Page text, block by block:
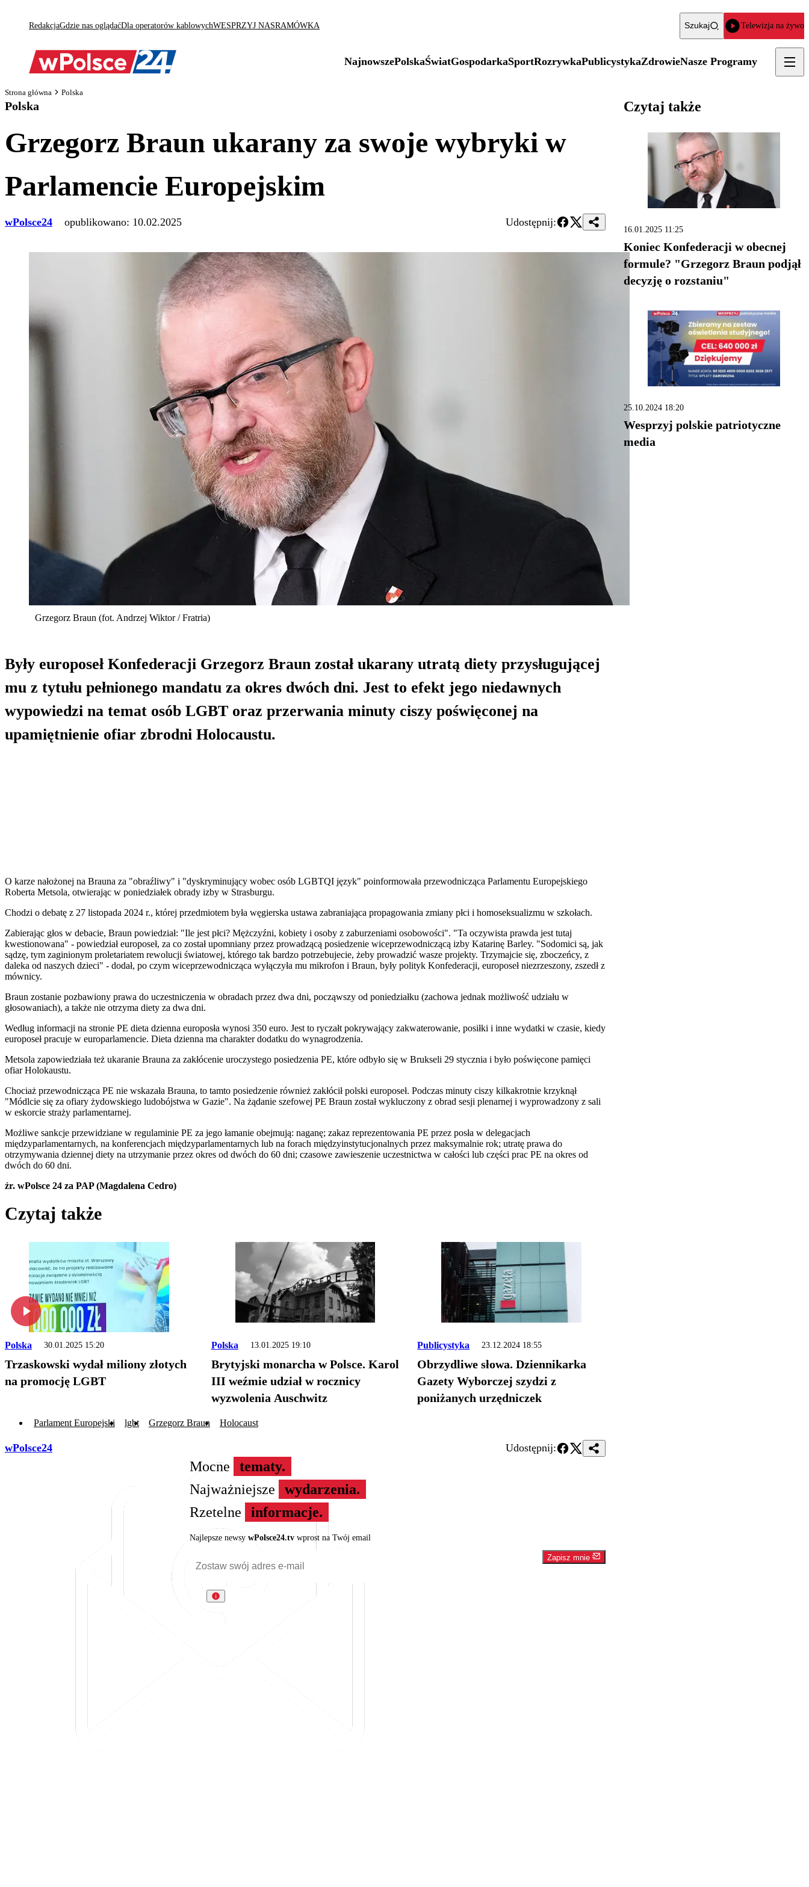
RedakcjaGdzie nas oglądaćDla operatorów kablowychWESPRZYJ NASRAMÓWKA Szukaj Telewizja na żywo
NajnowszePolskaŚwiatGospodarkaSportRozrywkaPublicystykaZdrowieNasze Programy
Strona główna Polska
Polska
Grzegorz Braun ukarany za swoje wybryki w
Parlamencie Europejskim
wPolsce24 opublikowano: 10.02.2025 Udostępnij:
Grzegorz Braun (fot. Andrzej Wiktor / Fratria)
Były europoseł Konfederacji Grzegorz Braun został ukarany utratą diety przysługującej
mu z tytułu pełnionego mandatu za okres dwóch dni. Jest to efekt jego niedawnych
wypowiedzi na temat osób LGBT oraz przerwania minuty ciszy poświęconej na
upamiętnienie ofiar zbrodni Holocaustu.
O karze nałożonej na Brauna za "obraźliwy" i "dyskryminujący wobec osób LGBTQI język" poinformowała przewodnicząca Parlamentu Europejskiego
Roberta Metsola, otwierając w poniedziałek obrady izby w Strasburgu.
Chodzi o debatę z 27 listopada 2024 r., której przedmiotem była węgierska ustawa zabraniająca propagowania zmiany płci i homoseksualizmu w szkołach.
Zabierając głos w debacie, Braun powiedział: "Ile jest płci? Mężczyźni, kobiety i osoby z zaburzeniami osobowości". "Ta oczywista prawda jest tutaj
kwestionowana" - powiedział europoseł, za co został upomniany przez prowadzącą posiedzenie wiceprzewodniczącą izby Katarinę Barley. "Sodomici są, jak
sądzę, tym zaginionym proletariatem rewolucji światowej, którego tak bardzo potrzebujecie, żeby prowadzić wasze projekty. Trzymajcie się, zboczeńcy, z
daleka od naszych dzieci" - dodał, po czym wiceprzewodnicząca wyłączyła mu mikrofon i Braun, były polityk Konfederacji, europoseł niezrzeszony, zszedł z
mównicy.
Braun zostanie pozbawiony prawa do uczestniczenia w obradach przez dwa dni, począwszy od poniedziałku (zachowa jednak możliwość udziału w
głosowaniach), a także nie otrzyma diety za dwa dni.
Według informacji na stronie PE dieta dzienna europosła wynosi 350 euro. Jest to ryczałt pokrywający zakwaterowanie, posiłki i inne wydatki w czasie, kiedy
europoseł pracuje w europarlamencie. Dieta dzienna ma charakter dodatku do wynagrodzenia.
Metsola zapowiedziała też ukaranie Brauna za zakłócenie uroczystego posiedzenia PE, które odbyło się w Brukseli 29 stycznia i było poświęcone pamięci
ofiar Holokaustu.
Chociaż przewodnicząca PE nie wskazała Brauna, to tamto posiedzenie również zakłócił polski europoseł. Podczas minuty ciszy kilkakrotnie krzyknął
"Módlcie się za ofiary żydowskiego ludobójstwa w Gazie". Na żądanie szefowej PE Braun został wykluczony z obrad sesji plenarnej i wyprowadzony z sali
w eskorcie straży parlamentarnej.
Możliwe sankcje przewidziane w regulaminie PE za jego łamanie obejmują: naganę; zakaz reprezentowania PE przez posła w delegacjach
międzyparlamentarnych, na konferencjach międzyparlamentarnych lub na forach międzyinstytucjonalnych przez maksymalnie rok; utratę prawa do
otrzymywania dziennej diety na utrzymanie przez okres od dwóch do 60 dni; czasowe zawieszenie uczestnictwa w całości lub części prac PE na okres od
dwóch do 60 dni.
źr. wPolsce 24 za PAP (Magdalena Cedro)
Czytaj także
Polska 30.01.2025 15:20
Trzaskowski wydał miliony złotych
na promocję LGBT
Polska 13.01.2025 19:10
Brytyjski monarcha w Polsce. Karol
III weźmie udział w rocznicy
wyzwolenia Auschwitz
Publicystyka 23.12.2024 18:55
Obrzydliwe słowa. Dziennikarka
Gazety Wyborczej szydzi z
poniżanych urzędniczek
Parlament Europejski lgbt Grzegorz Braun Holocaust
wPolsce24 Udostępnij:
Mocne
tematy.
Najważniejsze
wydarzenia.
Rzetelne
informacje.
Najlepsze newsy wPolsce24.tvwprost na Twój email
Zapisz mnie
Czytaj także
16.01.2025 11:25
Koniec Konfederacji w obecnej
formule? "Grzegorz Braun podjął
decyzję o rozstaniu"
25.10.2024 18:20
Wesprzyj polskie patriotyczne
media